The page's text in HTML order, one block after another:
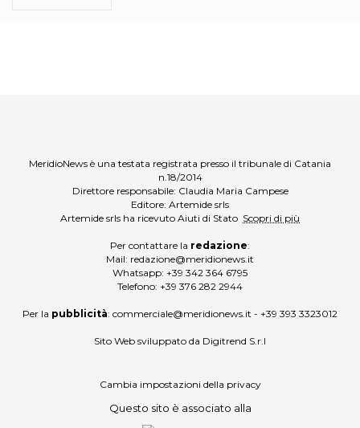
MeridioNews è una testata registrata presso il tribunale di Catania
n.18/2014
Direttore responsabile: Claudia Maria Campese
Editore: Artemide srls
Artemide srls ha ricevuto Aiuti di Stato Scopri di più
Per contattare la redazione:
Mail: redazione@meridionews.it
Whatsapp: +39 342 364 6795
Telefono: +39 376 282 2944
Per la pubblicità: commerciale@meridionews.it - +39 393 3323012
Sito Web sviluppato da Digitrend S.r.l
Cambia impostazioni della privacy
Questo sito è associato alla